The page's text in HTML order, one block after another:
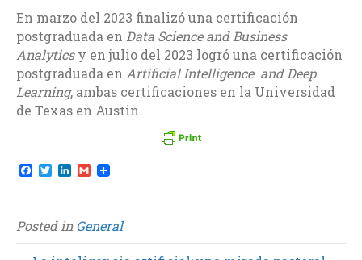
En marzo del 2023 finalizó una certificación
postgraduada en Data Science and Business
Analyticsy en julio del 2023 logró una certificación
postgraduada en Artificial Intelligence and Deep
Learning, ambas certificaciones en la Universidad
de Texas en Austin.
F
a
e
b
o
o
T
w
t
t
e
r
L
k
e
d
I
G
m
i
l
Posted inGeneral